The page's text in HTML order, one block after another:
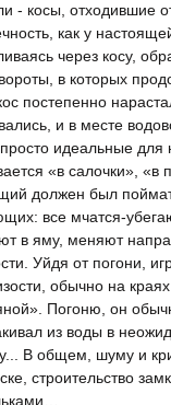
- косы, отходившие
как у
через косу,
в которых
постепенно
и в месте
идеальные для
«в салочки»,
должен был
все мчатся-
в яму, меняют
Уйдя от погони,
обычно на
Погоню, он
из воды в
В общем, шуму и
строительство